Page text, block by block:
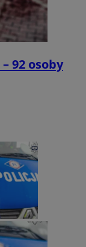
92 osoby